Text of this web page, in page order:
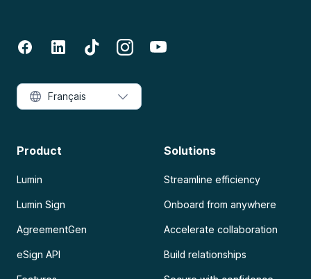
Product
Lumin
Lumin Sign
AgreementGen
eSign API
Solutions
Streamline efficiency
Onboard from anywhere
Accelerate collaboration
Build relationships
Français